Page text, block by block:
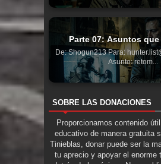
Parte 07: Asuntos
De: Shogun213 Para:
Asunto: retom...
SOBRE LAS DONACIONES
Proporcionamos contenido
educativo de manera gratuita
Tinieblas, donar puede ser la
tu aprecio y apoyar el enorme